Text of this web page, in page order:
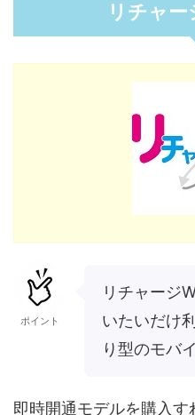
リチャ
ポイント
リチャージ
いたいだけ
り型のモバ
即時開通モデルを購入